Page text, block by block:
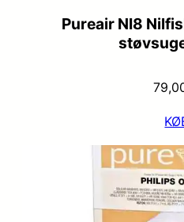
Pureair NI8